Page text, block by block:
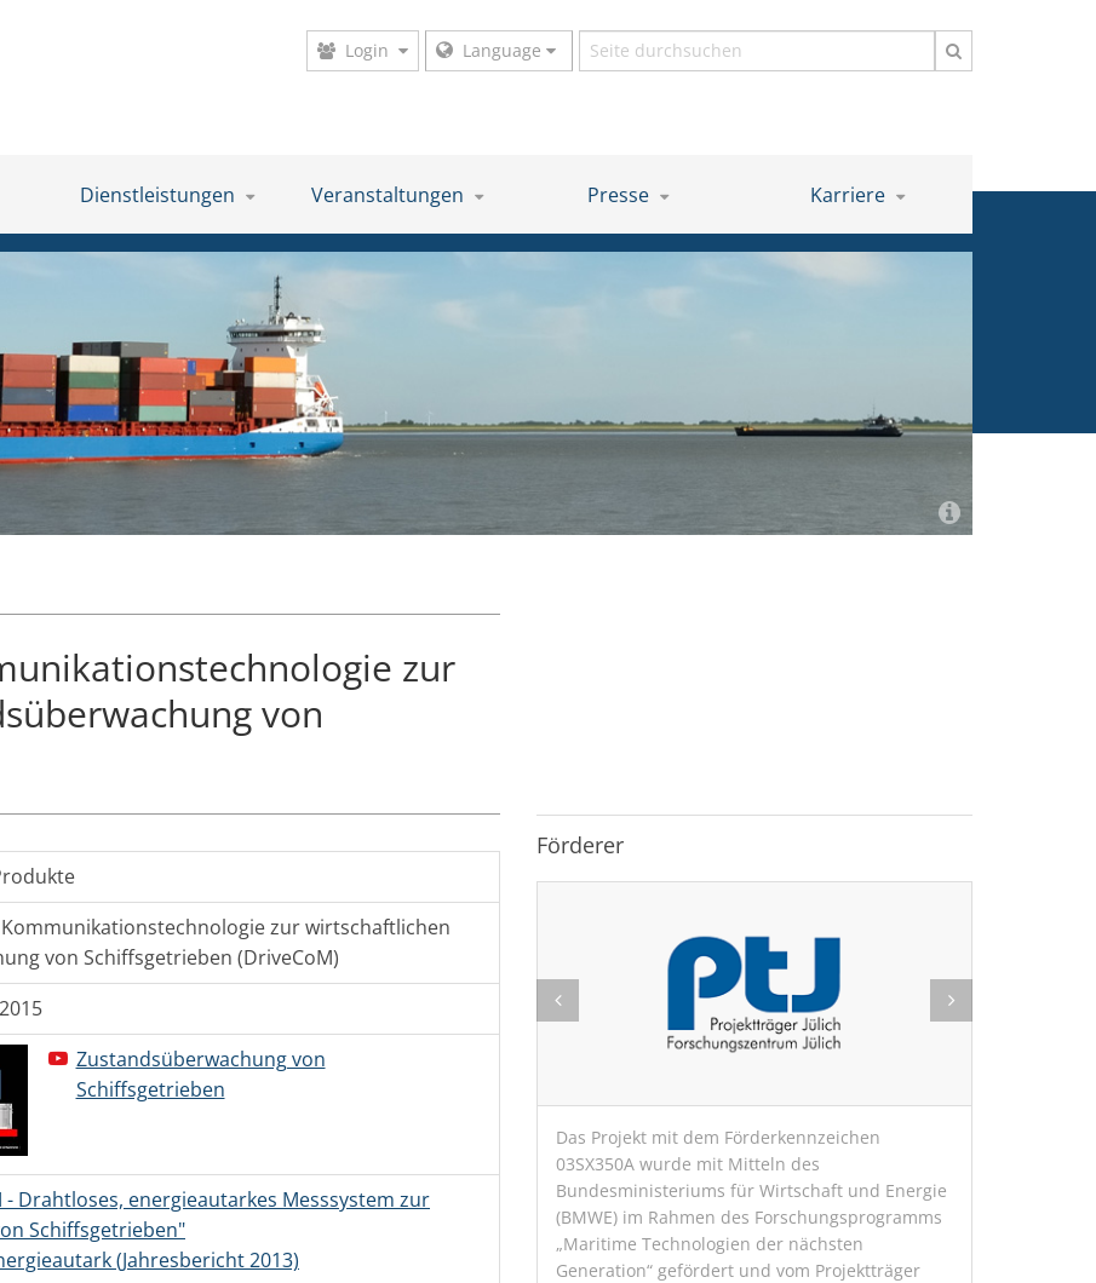
Login Language Suchbegriff
Dienstleistungen Veranstaltungen Presse Karriere
zur
von
zur wirtschaftlichen
von Schiffsgetrieben (DriveCoM)
Zustandsüberwachung von
Schiffsgetrieben
- Drahtloses, energieautarkes Messsystem zur
Schiffsgetrieben"
(Jahresbericht 2013)
Förderer
Das Projekt mit dem Förderkennzeichen
03SX350A wurde mit Mitteln des
Bundesministeriums für Wirtschaft und Energie
(BMWE) im Rahmen des Forschungsprogramms
„Maritime Technologien der nächsten
Generation“ gefördert und vom Projektträger